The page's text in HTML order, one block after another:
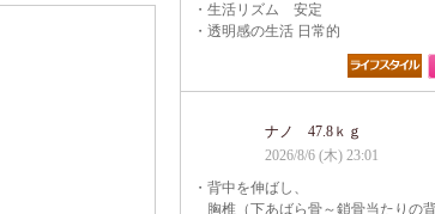
・生活リズム 安定
・透明感の生活 日常的
ナノ 47.8ｋｇ
2026/8/6 (木) 23:01
・背中を伸ばし、
胸椎（下あばら骨～鎖骨当たりの